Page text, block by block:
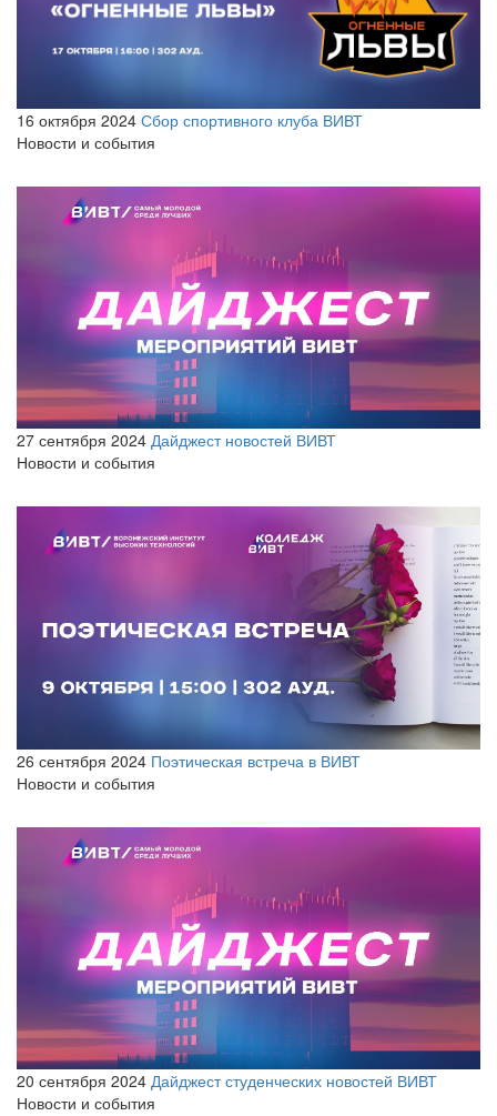
16 октября 2024 Сбор спортивного клуба ВИВТ
Новости и события
27 сентября 2024 Дайджест новостей ВИВТ
Новости и события
26 сентября 2024 Поэтическая встреча в ВИВТ
Новости и события
20 сентября 2024 Дайджест студенческих новостей ВИВТ
Новости и события